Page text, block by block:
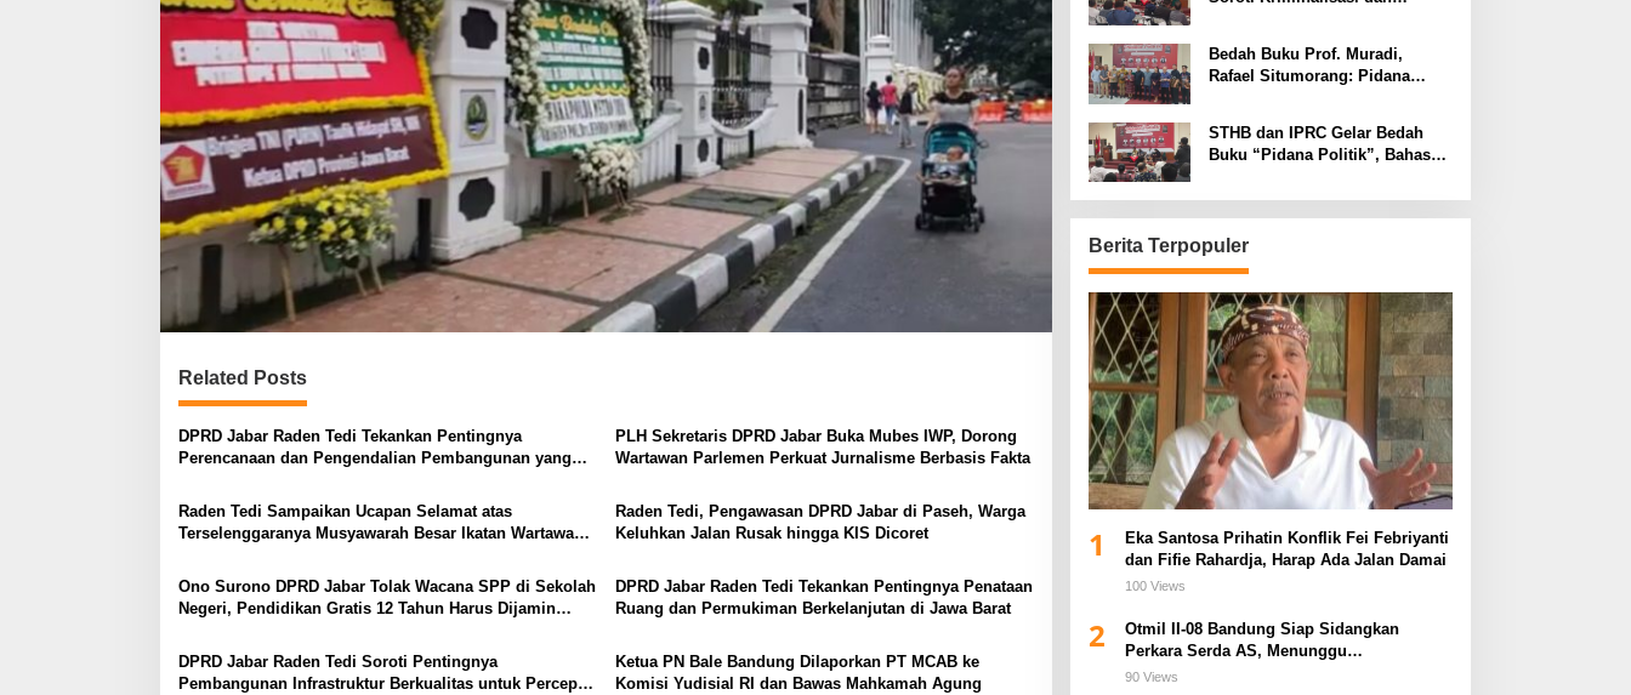
Related Posts
DPRD Jabar Raden Tedi Tekankan Pentingnya
Perencanaan dan Pengendalian Pembangunan yang
PLH Sekretaris DPRD Jabar Buka Mubes IWP, Dorong
Wartawan Parlemen Perkuat Jurnalisme Berbasis Fakta
Raden Tedi Sampaikan Ucapan Selamat atas
Terselenggaranya Musyawarah Besar Ikatan Wartawan
Raden Tedi, Pengawasan DPRD Jabar di Paseh, Warga
Keluhkan Jalan Rusak hingga KIS Dicoret
Ono Surono DPRD Jabar Tolak Wacana SPP di Sekolah
Negeri, Pendidikan Gratis 12 Tahun Harus Dijamin
DPRD Jabar Raden Tedi Tekankan Pentingnya Penataan
Ruang dan Permukiman Berkelanjutan di Jawa Barat
DPRD Jabar Raden Tedi Soroti Pentingnya
Pembangunan Infrastruktur Berkualitas untuk Percepat
Ketua PN Bale Bandung Dilaporkan PT MCAB ke
Komisi Yudisial RI dan Bawas Mahkamah Agung
Bedah Buku Prof. Muradi,
Rafael Situmorang: Pidana
STHB dan IPRC Gelar Bedah
Buku “Pidana Politik”, Bahas
Amnesti Presiden
Berita Terpopuler
1
Eka Santosa Prihatin Konflik Fei Febriyanti
dan Fifie Rahardja, Harap Ada Jalan Damai
100 Views
2
Otmil II-08 Bandung Siap Sidangkan
Perkara Serda AS, Menunggu
Rekomendasi Korem Sunan Gunung Jati
90 Views